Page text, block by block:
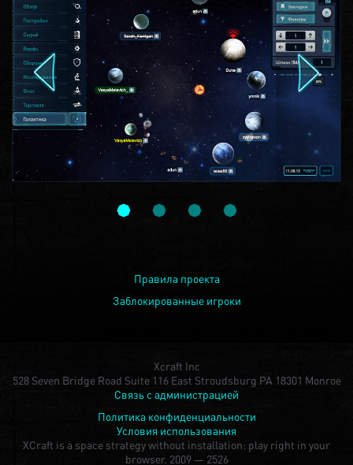
Правила проекта
Заблокированные игроки
Xcraft Inc
528 Seven Bridge Road Suite 116 East Stroudsburg PA 18301 Monroe
Связь с администрацией
Политика конфиденциальности
Условия использования
XCraft is a space strategy without installation: play right in your
browser. 2009 — 2526